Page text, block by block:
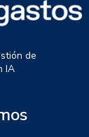
de
IA